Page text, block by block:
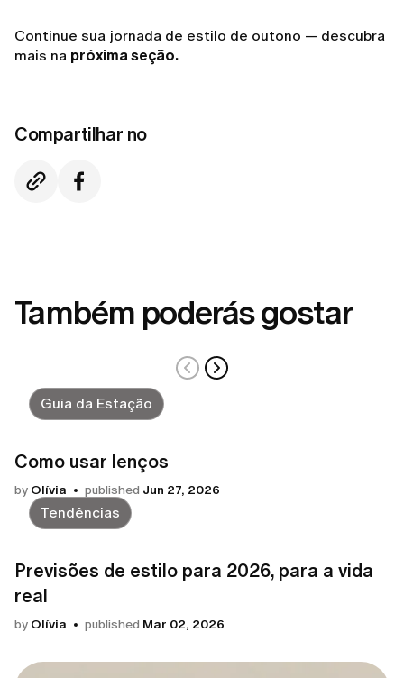
Continue sua jornada de estilo de outono — descubra
mais na próxima seção.
Compartilhar no
Também poderás gostar
Guia da Estação
Como usar lenços
by Olívia published Jun 27, 2026
Tendências
Previsões de estilo para 2026, para a vida
real
by Olívia published Mar 02, 2026